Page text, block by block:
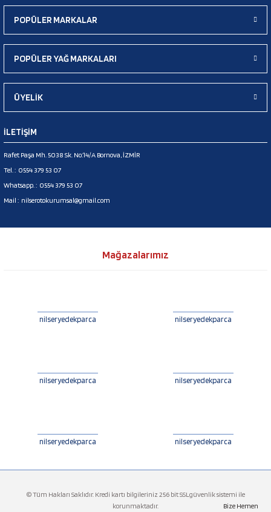
POPÜLER MARKALAR
POPÜLER YAĞ MARKALARI
ÜYELİK
İLETİŞİM
Rafet Paşa Mh. 5038 Sk. No:14/A Bornova, İZMİR
Tel. : 0554 379 53 07
Whatsapp. : 0554 379 53 07
Mail : nilserotokurumsal@gmail.com
Mağazalarımız
nilseryedekparca nilseryedekparca
nilseryedekparca nilseryedekparca
nilseryedekparca nilseryedekparca
© Tüm Hakları Saklıdır. Kredi kartı bilgileriniz 256 bit SSLgüvenlik sistemi ile
korunmaktadır.
Bize Hemen